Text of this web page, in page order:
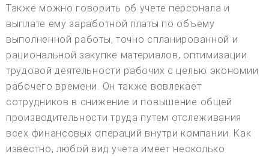
Также можно говорить об учете персонала и
выплате ему заработной платы по объему
выполненной работы, точно спланированной и
рациональной закупке материалов, оптимизации
трудовой деятельности рабочих с целью экономии
рабочего времени. Он также вовлекает
сотрудников в снижение и повышение общей
производительности труда путем отслеживания
всех финансовых операций внутри компании. Как
известно, любой вид учета имеет несколько